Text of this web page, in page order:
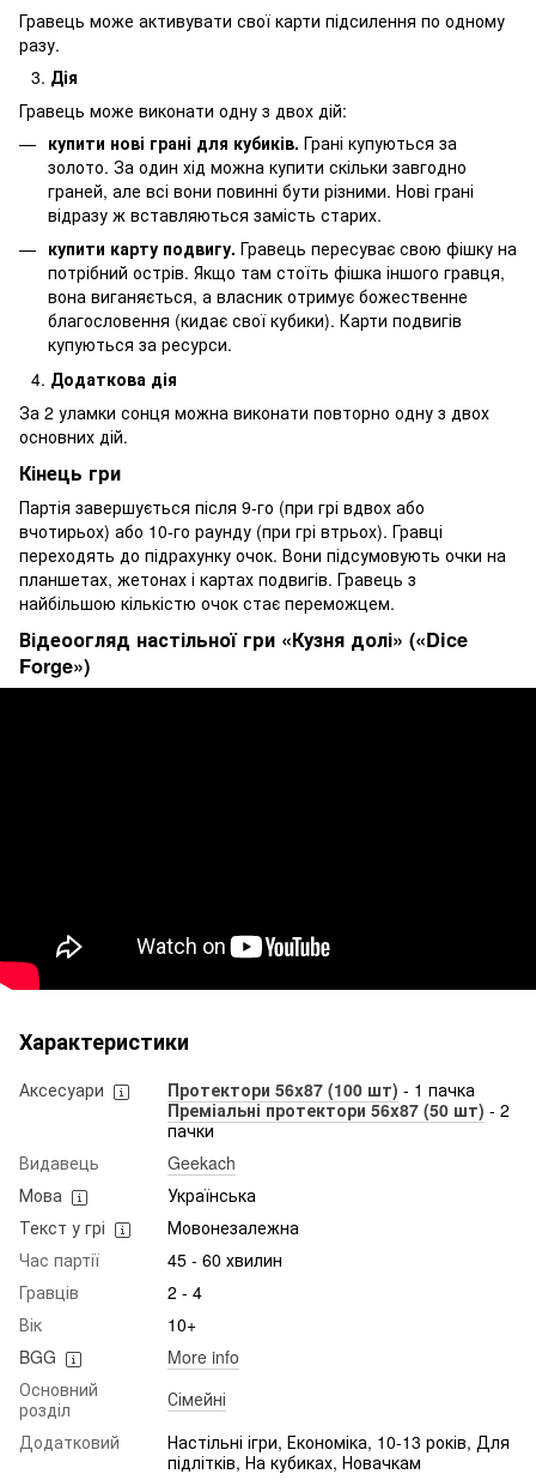
Гравець може активувати свої карти підсилення по одному
разу.
Дія
Гравець може виконати одну з двох дій:
купити нові грані для кубиків. Грані купуються за
золото. За один хід можна купити скільки завгодно
граней, але всі вони повинні бути різними. Нові грані
відразу ж вставляються замість старих.
купити карту подвигу. Гравець пересуває свою фішку на
потрібний острів. Якщо там стоїть фішка іншого гравця,
вона виганяється, а власник отримує божественне
благословення (кидає свої кубики). Карти подвигів
купуються за ресурси.
Додаткова дія
За 2 уламки сонця можна виконати повторно одну з двох
основних дій.
Кінець гри
Партія завершується після 9-го (при грі вдвох або
вчотирьох) або 10-го раунду (при грі втрьох). Гравці
переходять до підрахунку очок. Вони підсумовують очки на
планшетах, жетонах і картах подвигів. Гравець з
найбільшою кількістю очок стає переможцем.
Відеоогляд настільної гри «Кузня долі» («Dice
Forge»)
Характеристики
Аксесуари Протектори 56x87 (100 шт) - 1 пачка
Преміальні протектори 56x87 (50 шт) - 2
пачки
Видавець
Geekach
Мова
Українська
Текст у грі
Мовонезалежна
Час партії
45 - 60 хвилин
Гравців
2 - 4
Вік
10+
BGG
More info
Основний
розділ
Сімейні
Додатковий
Настільні ігри, Економіка, 10-13 років, Для
підлітків, На кубиках, Новачкам